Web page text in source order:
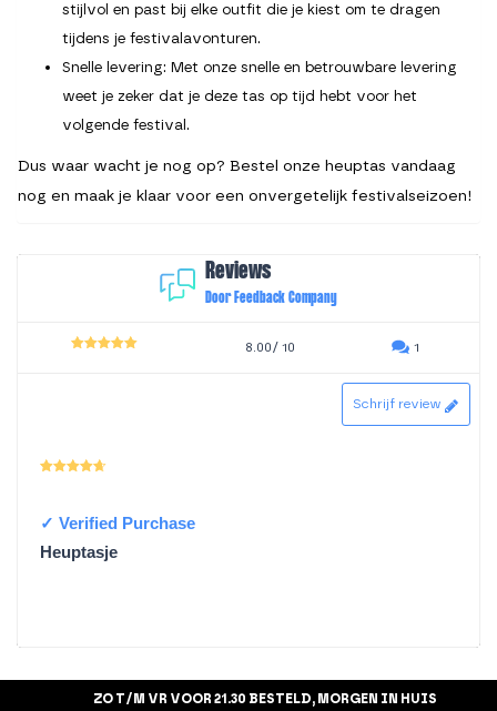
stijlvol en past bij elke outfit die je kiest om te dragen
tijdens je festivalavonturen.
Snelle levering: Met onze snelle en betrouwbare levering
weet je zeker dat je deze tas op tijd hebt voor het
volgende festival.
Dus waar wacht je nog op? Bestel onze heuptas vandaag
nog en maak je klaar voor een onvergetelijk festivalseizoen!
Reviews
Door Feedback Company
8.00/ 10 1
Schrijf review
5
Heuptasje
ZO T/M VR VOOR 21.30 BESTELD, MORGEN IN HUIS